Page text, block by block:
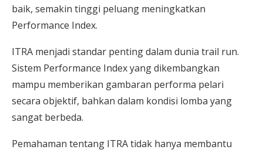
baik, semakin tinggi peluang meningkatkan
Performance Index.
ITRA menjadi standar penting dalam dunia trail run.
Sistem Performance Index yang dikembangkan
mampu memberikan gambaran performa pelari
secara objektif, bahkan dalam kondisi lomba yang
sangat berbeda.
Pemahaman tentang ITRA tidak hanya membantu